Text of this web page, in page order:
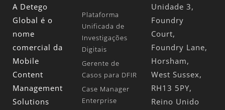
A Detego
Global é o
nome
comercial da
Mobile
Content
Management
Solutions
Plataforma
Unificada de
Investigações
Digitais
Gerente de
Casos para DFIR
Case Manager
Enterprise
Unidade 3,
Foundry
Court,
Foundry Lane,
Horsham,
West Sussex,
RH13 5PY,
Reino Unido